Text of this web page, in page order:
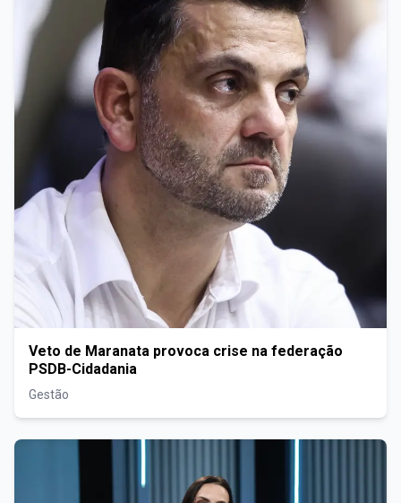
Veto de Maranata provoca crise na federação
PSDB-Cidadania
Gestão